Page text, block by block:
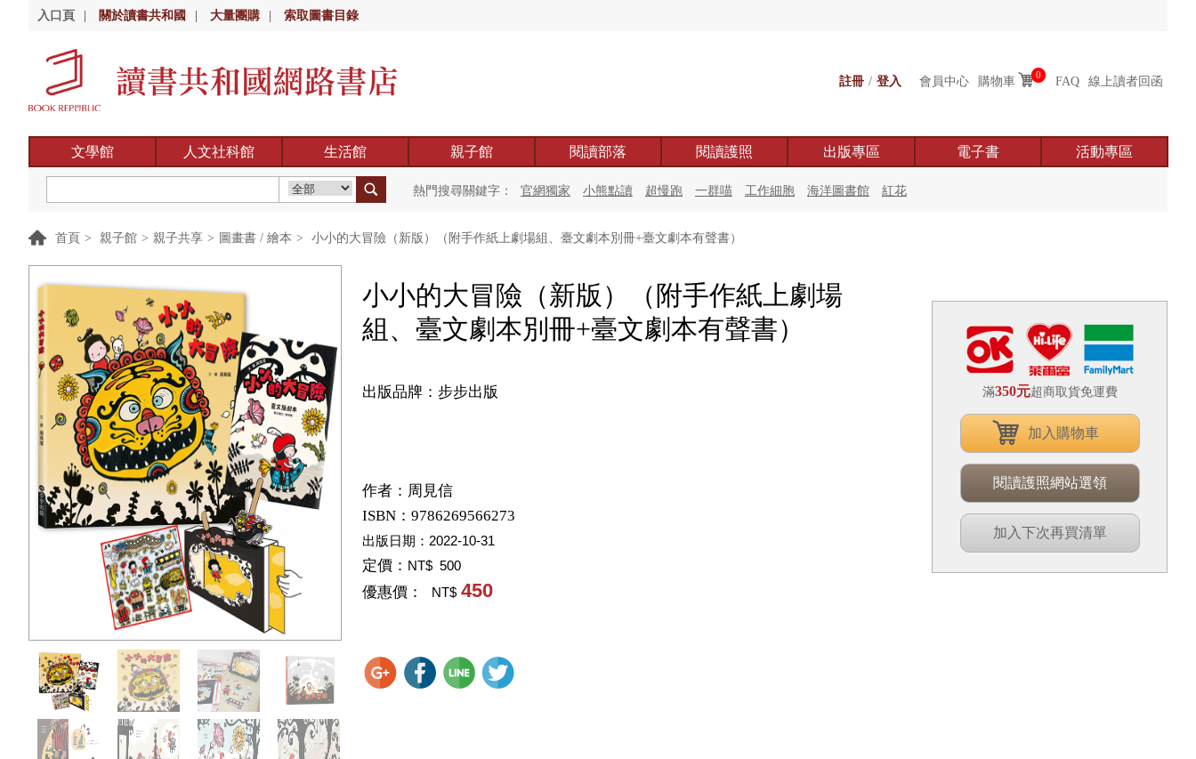
入口頁 關於讀書共和國 大量團購 索取圖書目錄
註冊 / 登入 會員中心 購物車 0 FAQ 線上讀者回函
文學館 人文社科館 生活館 親子館 閱讀部落 閱讀護照 出版專區 電子書 活動專區
熱門搜尋關鍵字： 官網獨家 小熊點讀 超慢跑 一群喵 工作細胞 海洋圖書館 紅花
首頁 > 親子館 > 親子共享 > 圖畫書 / 繪本 > 小小的大冒險（新版）（附手作紙上劇場組、臺文劇本別冊+臺文劇本有聲書）
小小的大冒險（新版）（附手作紙上劇場
組、臺文劇本別冊+臺文劇本有聲書）
出版品牌：步步出版
作者： 周見信
ISBN：9786269566273
出版日期： 2022-10-31
定價： NT$ 500
優惠價： NT$ 450
滿350元超商取貨免運費
加入購物車
閱讀護照網站選領
加入下次再買清單